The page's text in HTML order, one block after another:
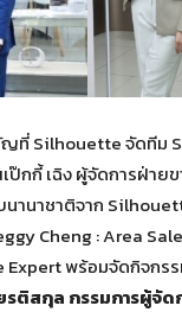
ที่ Silhouette จัดทีม
ป๊กกี้ เฉิง ผู้จัดการฝ่าย
นานาชาติจาก
Cheng : Area
Expert พร้อมจัดกิจก
ติสกุล กรรมการผู้จัด